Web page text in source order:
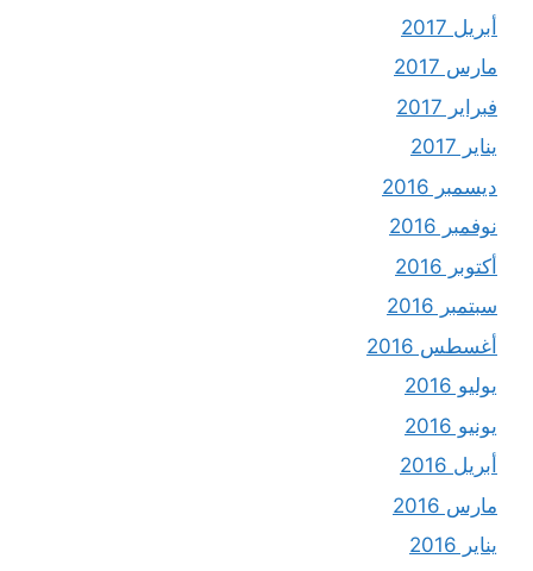
أبريل 2017
مارس 2017
فبراير 2017
يناير 2017
ديسمبر 2016
نوفمبر 2016
أكتوبر 2016
سبتمبر 2016
أغسطس 2016
يوليو 2016
يونيو 2016
أبريل 2016
مارس 2016
يناير 2016